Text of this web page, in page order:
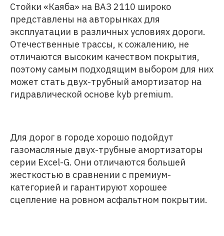
Стойки «Каяба» на ВАЗ 2110 широко
представлены на авторынках для
эксплуатации в различных условиях дороги.
Отечественные трассы, к сожалению, не
отличаются высоким качеством покрытия,
поэтому самым подходящим выбором для них
может стать двух-трубный амортизатор на
гидравлической основе kyb premium.
Для дорог в городе хорошо подойдут
газомасляные двух-трубные амортизаторы
серии Excel-G. Они отличаются большей
жесткостью в сравнении с премиум-
категорией и гарантируют хорошее
сцепление на ровном асфальтном покрытии.